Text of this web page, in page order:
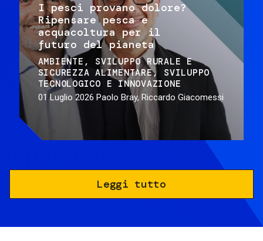
I pesci provano dolore?
Ripensare pesca e
acquacoltura per il
futuro del pianeta
AMBIENTE
SVILUPPO RURALE E
SICUREZZA ALIMENTARE
SVILUPPO
TECNOLOGICO E INNOVAZIONE
01 Luglio 2026 Paolo Bray, Riccardo Giacomessi
Leggi tutto